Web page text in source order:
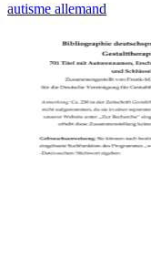
autisme allemand